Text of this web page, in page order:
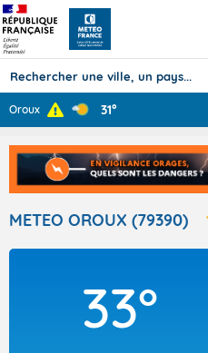
TOUS LES
Oroux 31°
METEO OROUX (79390)
33°